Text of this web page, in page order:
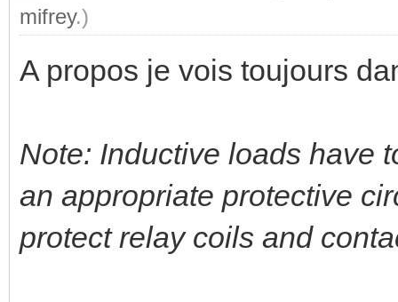
mifrey.)
A propos je vois toujours
Note: Inductive loads have
an appropriate protective
protect relay coils and